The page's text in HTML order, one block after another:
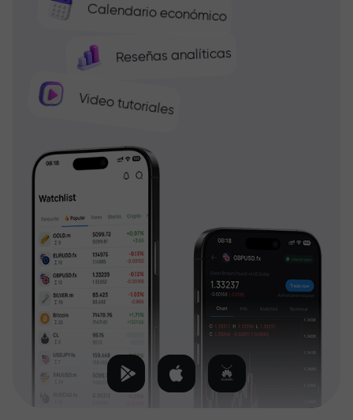
Calendario económico
Reseñas analíticas
Video tutoriales